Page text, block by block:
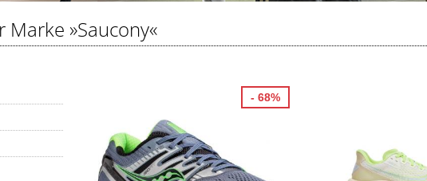
Marke »Saucony«
- 68%